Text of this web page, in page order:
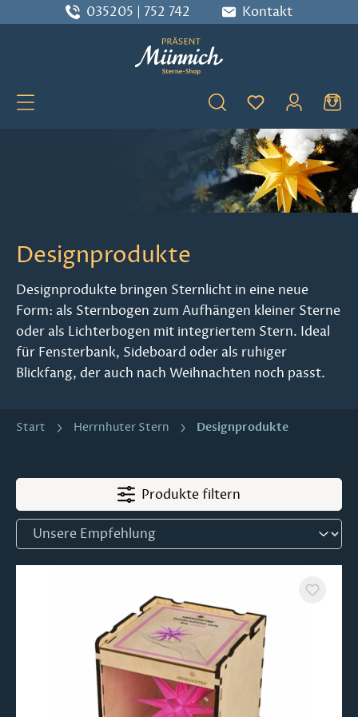
Zum Hauptinhalt springen
035205 | 752 742 Kontakt
Du hast 0
Designprodukte
Designprodukte bringen Sternlicht in eine neue
Form: als Sternbogen zum Aufhängen kleiner Sterne
oder als Lichterbogen mit integriertem Stern. Ideal
für Fensterbank, Sideboard oder als ruhiger
Blickfang, der auch nach Weihnachten noch passt.
Start Herrnhuter Stern Designprodukte
Produkte filtern